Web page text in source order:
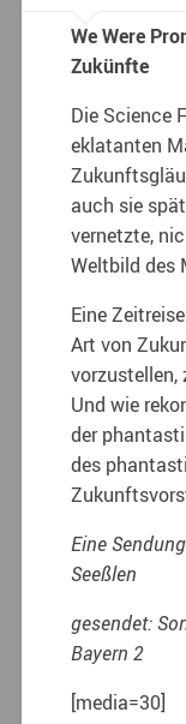
We Were
Zukünfte
Die Science
eklatanten
auch sie
vernetzte,
Weltbild des
Eine
Art von
vorzustellen,
Und wie
der
des
Eine
Seeßlen
gesendet:
Bayern 2
[media=30]